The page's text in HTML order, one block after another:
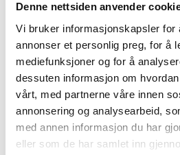
Denne nettsiden anvender
Vi bruker informasjonskapsler for
annonser et personlig preg, for å
mediefunksjoner og for å
dessuten informasjon om
vårt, med partnerne våre innen
annonsering og analysearbeid,
med annen informasjon du har
eller som de har samlet inn
71-451
Length: 185 mm
In stock in 1store